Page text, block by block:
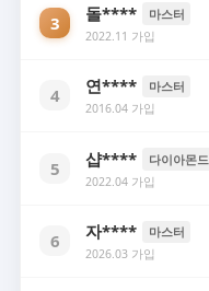
3 돌**** 마스터
2022.11 가입
4 연**** 마스터
2016.04 가입
5 샵**** 다이아몬드
2022.04 가입
6 자**** 마스터
2026.03 가입